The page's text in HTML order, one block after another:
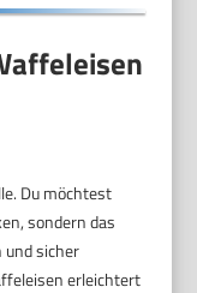
Du möchtest
sondern das
und sicher
erleichtert